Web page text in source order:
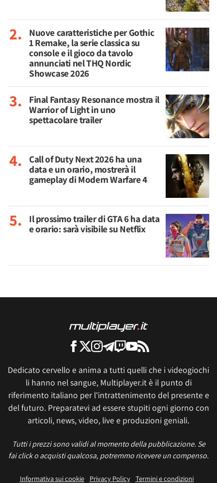
Nuove caratteristiche per Gothic
1 Remake, la serie classica su
console e il gioco da tavolo
annunciati nel THQ Nordic
Showcase 2026
Final Fantasy Resonance mostra il
Warrior of Light in uno
spettacolare trailer
Call of Duty Next 2026 ha una
data e un orario, mostrerà il
gameplay di Modern Warfare 4
Il prossimo trailer di GTA 6 ha data
e orario: sarà visibile su Netflix
Dedicato cervello e anima a tutti quelli che i videogiochi
li hanno nel sangue, Multiplayer.it è il punto di
riferimento italiano per l'intrattenimento del presente e
del futuro. Preparatevi ad essere stupiti ogni giorno con
articoli, news, video, live e produzioni geniali.
Tutti i prezzi sono validi al momento della pubblicazione. Se
fai click o acquisti qualcosa, potremmo ricevere un compenso.
Informativa sui cookie Privacy Policy Termini e condizioni